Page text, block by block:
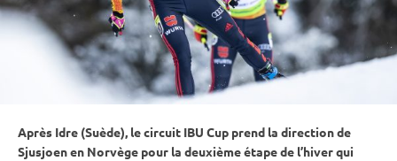
Après Idre (Suède), le circuit IBU Cup prend la direction de
Sjusjoen en Norvège pour la deuxième étape de l’hiver qui